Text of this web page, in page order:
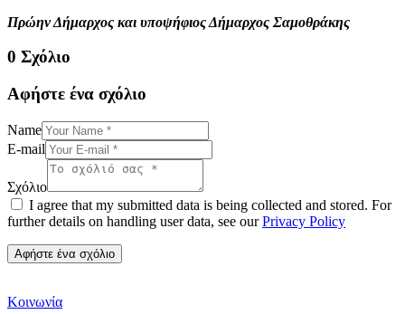
Πρώην Δήμαρχος και υποψήφιος Δήμαρχος Σαμοθράκης
0 Σχόλιο
Αφήστε ένα σχόλιο
Name
E-mail
Σχόλιο
I agree that my submitted data is being collected and stored. For
further details on handling user data, see ourPrivacy Policy
Κοινωνία